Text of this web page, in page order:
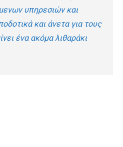
υπηρεσιών και
και άνετα για τους
ένα ακόμα λιθαράκι